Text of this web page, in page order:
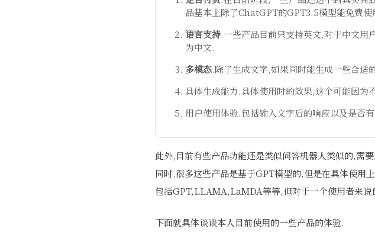
品基本上除了ChatGPT的GPT3.5模型能免费
语言支持.一些产品目前只支持英文,对于中文用
为中文.
多模态.除了生成文字,如果同时能生成一些合适
具体生成能力.具体使用时的效果,这个可能因为
用户使用体验.包括输入文字后的响应以及是否
此外,目前有些产品功能还是类似问答机器人类似的,需
同时,很多这些产品是基于GPT模型的,但是在具体使用
包括GPT,LLAMA,LaMDA等等,但对于一个使用者来说
下面就具体谈谈本人目前使用的一些产品的体验.